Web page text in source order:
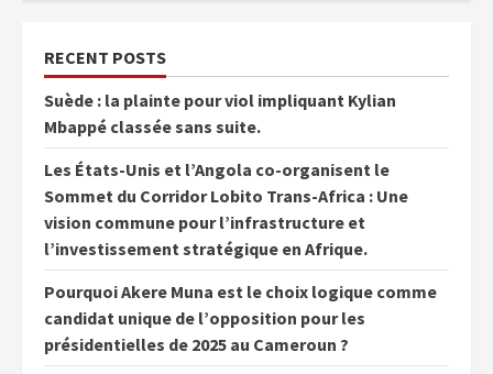
RECENT POSTS
Suède : la plainte pour viol impliquant Kylian
Mbappé classée sans suite.
Les États-Unis et l’Angola co-organisent le
Sommet du Corridor Lobito Trans-Africa : Une
vision commune pour l’infrastructure et
l’investissement stratégique en Afrique.
Pourquoi Akere Muna est le choix logique comme
candidat unique de l’opposition pour les
présidentielles de 2025 au Cameroun ?